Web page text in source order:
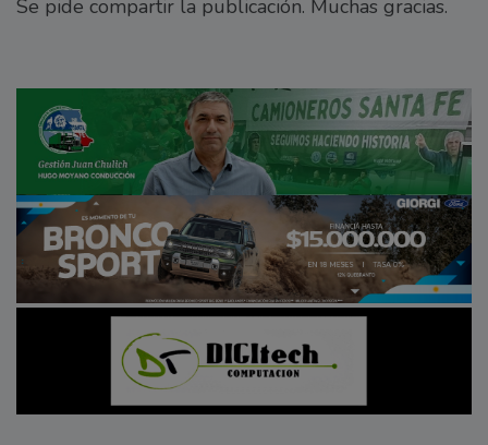
Se pide compartir la publicación. Muchas gracias.